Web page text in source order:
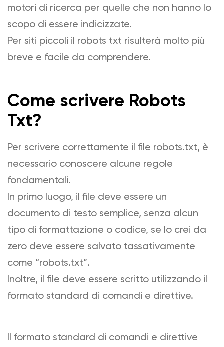
motori di ricerca per quelle che non hanno lo
scopo di essere indicizzate.
Per siti piccoli il robots txt risulterà molto più
breve e facile da comprendere.
Come scrivere Robots
Txt?
Per scrivere correttamente il file robots.txt, è
necessario conoscere alcune regole
fondamentali.
In primo luogo, il file deve essere un
documento di testo semplice, senza alcun
tipo di formattazione o codice, se lo crei da
zero deve essere salvato tassativamente
come “robots.txt”.
Inoltre, il file deve essere scritto utilizzando il
formato standard di comandi e direttive.
Il formato standard di comandi e direttive